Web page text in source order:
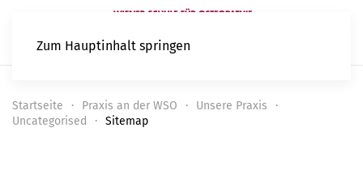
Zum Hauptinhalt springen
Startseite Praxis an der WSO
Unsere Praxis
Uncategorised
Sitemap